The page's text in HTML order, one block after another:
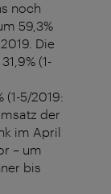
noch
59,3%
Die
(1-
(1-5/2019:
der
im April
– um
bis